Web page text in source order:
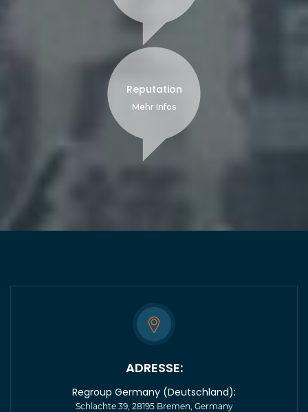
Reputation
Mehr Infos
ADRESSE:
Regroup Germany (Deutschland):
Schlachte 39, 28195 Bremen, Germany